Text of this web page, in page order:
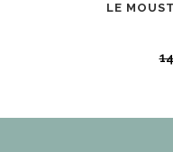
LE